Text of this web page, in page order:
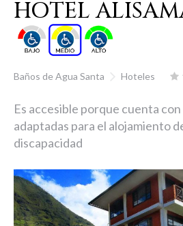
HOTEL
Baños de Agua Santa Hoteles
Es accesible porque cuenta
adaptadas para el alojamiento
discapacidad